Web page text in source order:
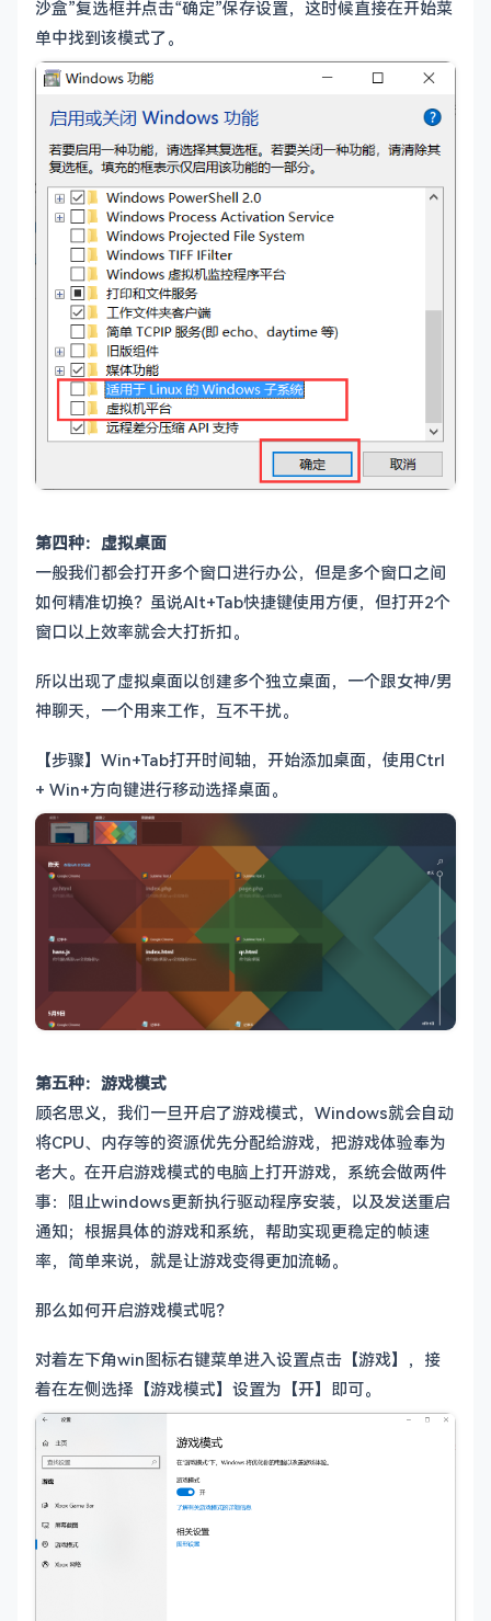
沙盒”复选框并点击“确定”保存设置，这时候直接在开始菜
单中找到该模式了。
第四种：虚拟桌面
一般我们都会打开多个窗口进行办公，但是多个窗口之间
如何精准切换？虽说Alt+Tab快捷键使用方便，但打开2个
窗口以上效率就会大打折扣。
所以出现了虚拟桌面以创建多个独立桌面，一个跟女神/男
神聊天，一个用来工作，互不干扰。
【步骤】Win+Tab打开时间轴，开始添加桌面，使用Ctrl
+ Win+方向键进行移动选择桌面。
第五种：游戏模式
顾名思义，我们一旦开启了游戏模式，Windows就会自动
将CPU、内存等的资源优先分配给游戏，把游戏体验奉为
老大。在开启游戏模式的电脑上打开游戏，系统会做两件
事：阻止windows更新执行驱动程序安装，以及发送重启
通知；根据具体的游戏和系统，帮助实现更稳定的帧速
率，简单来说，就是让游戏变得更加流畅。
那么如何开启游戏模式呢？
对着左下角win图标右键菜单进入设置点击【游戏】，接
着在左侧选择【游戏模式】设置为【开】即可。